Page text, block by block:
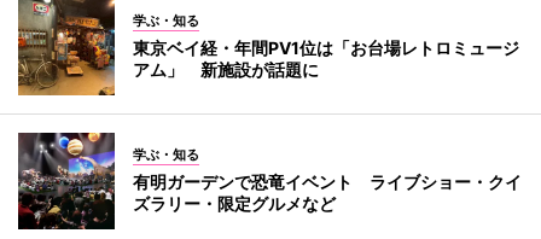
学ぶ・知る
東京ベイ経・年間PV1位は「お台場レトロミュージ
アム」 新施設が話題に
学ぶ・知る
有明ガーデンで恐竜イベント ライブショー・クイ
ズラリー・限定グルメなど